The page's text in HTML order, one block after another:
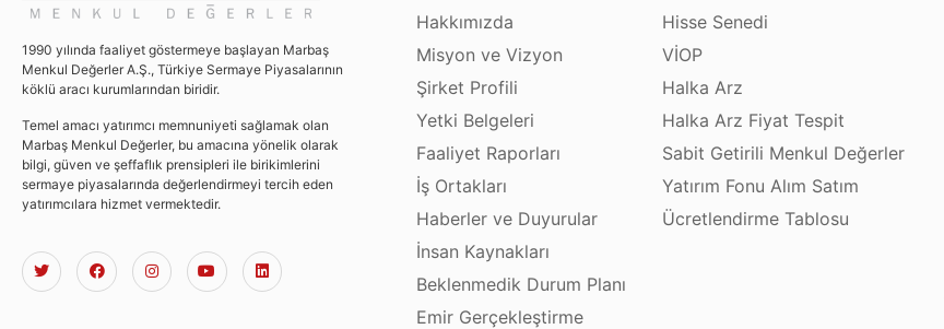
1990 yılında faaliyet göstermeye başlayan Marbaş
Menkul Değerler A.Ş., Türkiye Sermaye Piyasalarının
köklü aracı kurumlarından biridir.
Temel amacı yatırımcı memnuniyeti sağlamak olan
Marbaş Menkul Değerler, bu amacına yönelik olarak
bilgi, güven ve şeffaflık prensipleri ile birikimlerini
sermaye piyasalarında değerlendirmeyi tercih eden
yatırımcılara hizmet vermektedir.
Hakkımızda
Misyon ve Vizyon
Şirket Profili
Yetki Belgeleri
Faaliyet Raporları
İş Ortakları
Haberler ve Duyurular
İnsan Kaynakları
Beklenmedik Durum Planı
Emir Gerçekleştirme
Hisse Senedi
VİOP
Halka Arz
Halka Arz Fiyat Tespit
Sabit Getirili Menkul Değerler
Yatırım Fonu Alım Satım
Ücretlendirme Tablosu